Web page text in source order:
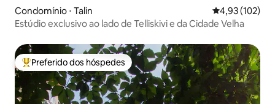
Condomínio ⋅ Talin 4,93 de uma
4,93 (102)
Estúdio exclusivo ao lado de Telliskivi e da Cidade Velha
Entre os melhores preferidos dos hóspedes
Preferido dos hóspedes